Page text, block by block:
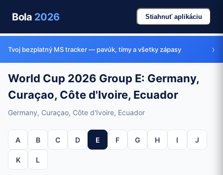
Bola 2026 Stiahnuť aplikáciu
Tvoj bezplatný MS tracker — pavúk, tímy a všetky zápasy ›
World Cup 2026 Group E: Germany,
Curaçao, Côte d'Ivoire, Ecuador
Germany, Curaçao, Côte d'Ivoire, Ecuador
A B C D E F G H I J
K L